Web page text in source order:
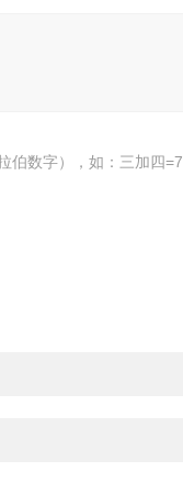
伯数字），如：三加四=7